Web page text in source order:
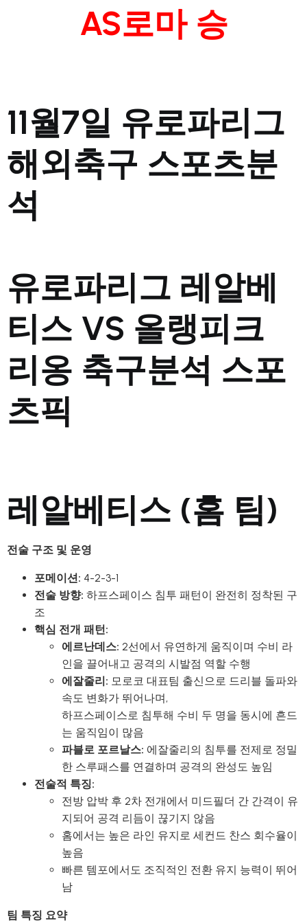
AS로마 승
11월7일 유로파리그
해외축구 스포츠분
석
유로파리그 레알베
티스 VS 올랭피크
리옹 축구분석 스포
츠픽
레알베티스 (홈 팀)
전술 구조 및 운영
포메이션: 4-2-3-1
전술 방향: 하프스페이스 침투 패턴이 완전히 정착된 구
조
핵심 전개 패턴:
에르난데스: 2선에서 유연하게 움직이며 수비 라
인을 끌어내고 공격의 시발점 역할 수행
에잘줄리: 모로코 대표팀 출신으로 드리블 돌파와
속도 변화가 뛰어나며,
하프스페이스로 침투해 수비 두 명을 동시에 흔드
는 움직임이 많음
파블로 포르날스: 에잘줄리의 침투를 전제로 정밀
한 스루패스를 연결하며 공격의 완성도 높임
전술적 특징:
전방 압박 후 2차 전개에서 미드필더 간 간격이 유
지되어 공격 리듬이 끊기지 않음
홈에서는 높은 라인 유지로 세컨드 찬스 회수율이
높음
빠른 템포에서도 조직적인 전환 유지 능력이 뛰어
남
팀 특징 요약